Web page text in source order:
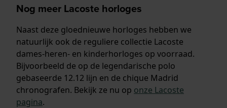
Nog meer Lacoste horloges
Naast deze gloednieuwe horloges hebben we
natuurlijk ook de reguliere collectie Lacoste
dames-heren- en kinderhorloges op voorraad.
Bijvoorbeeld de op de legendarische polo
gebaseerde 12.12 lijn en de chique Madrid
chronografen. Bekijk ze nu op onze Lacoste
pagina.